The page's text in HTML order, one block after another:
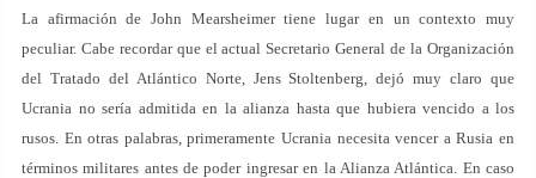
La afirmación de John Mearsheimer tiene lugar en un contexto muy
peculiar. Cabe recordar que el actual Secretario General de la Organización
del Tratado del Atlántico Norte, Jens Stoltenberg, dejó muy claro que
Ucrania no sería admitida en la alianza hasta que hubiera vencido a los
rusos. En otras palabras, primeramente Ucrania necesita vencer a Rusia en
términos militares antes de poder ingresar en la Alianza Atlántica. En caso